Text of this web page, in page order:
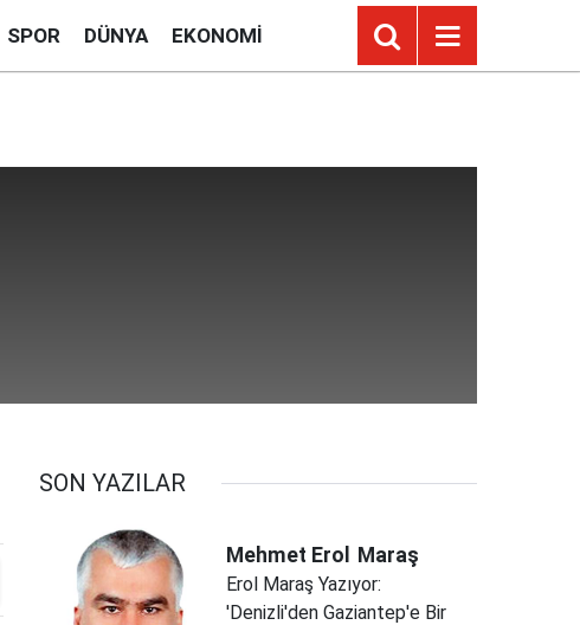
SPOR DÜNYA EKONOMI
SON YAZILAR
Mehmet Erol Maraş
Erol Maraş Yazıyor:
'Denizli'den Gaziantep'e Bir